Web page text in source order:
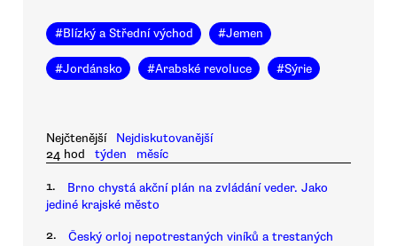
#Blízký a Střední východ #Jemen
#Jordánsko #Arabské revoluce #Sýrie
Nejčtenější
Nejdiskutovanější
24 hod
týden měsíc
1.
Brno chystá akční plán na zvládání veder. Jako
jediné krajské město
2.
Český orloj nepotrestaných viníků a trestaných